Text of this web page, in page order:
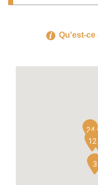
Qu'est-ce
3
12
24